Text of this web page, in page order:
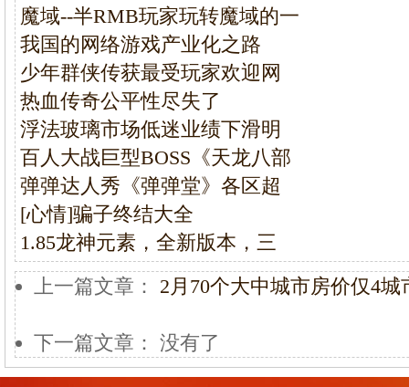
魔域--半RMB玩家玩转魔域的一
我国的网络游戏产业化之路
少年群侠传获最受玩家欢迎网
热血传奇公平性尽失了
浮法玻璃市场低迷业绩下滑明
百人大战巨型BOSS《天龙八部
弹弹达人秀《弹弹堂》各区超
[心情]骗子终结大全
1.85龙神元素，全新版本，三
上一篇文章： 2月70个大中城市房价仅4城
下一篇文章： 没有了